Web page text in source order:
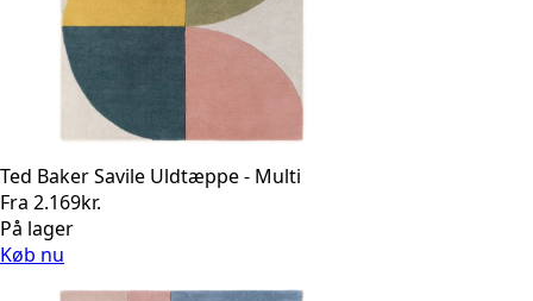
Ted Baker Savile Uldtæppe - Multi
Fra 2.169kr.
På lager
Køb nu